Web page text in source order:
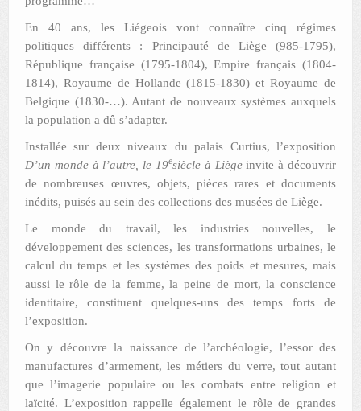
En 40 ans, les Liégeois vont connaître cinq régimes
politiques différents : Principauté de Liège (985-1795),
République française (1795-1804), Empire français (1804-
1814), Royaume de Hollande (1815-1830) et Royaume de
Belgique (1830-…). Autant de nouveaux systèmes auxquels
la population a dû s’adapter.
Installée sur deux niveaux du palais Curtius, l’exposition
D’un monde à l’autre, le 19esiècle à Liègeinvite à découvrir
de nombreuses œuvres, objets, pièces rares et documents
inédits, puisés au sein des collections des musées de Liège.
Le monde du travail, les industries nouvelles, le
développement des sciences, les transformations urbaines, le
calcul du temps et les systèmes des poids et mesures, mais
aussi le rôle de la femme, la peine de mort, la conscience
identitaire, constituent quelques-uns des temps forts de
l’exposition.
On y découvre la naissance de l’archéologie, l’essor des
manufactures d’armement, les métiers du verre, tout autant
que l’imagerie populaire ou les combats entre religion et
laïcité. L’exposition rappelle également le rôle de grandes